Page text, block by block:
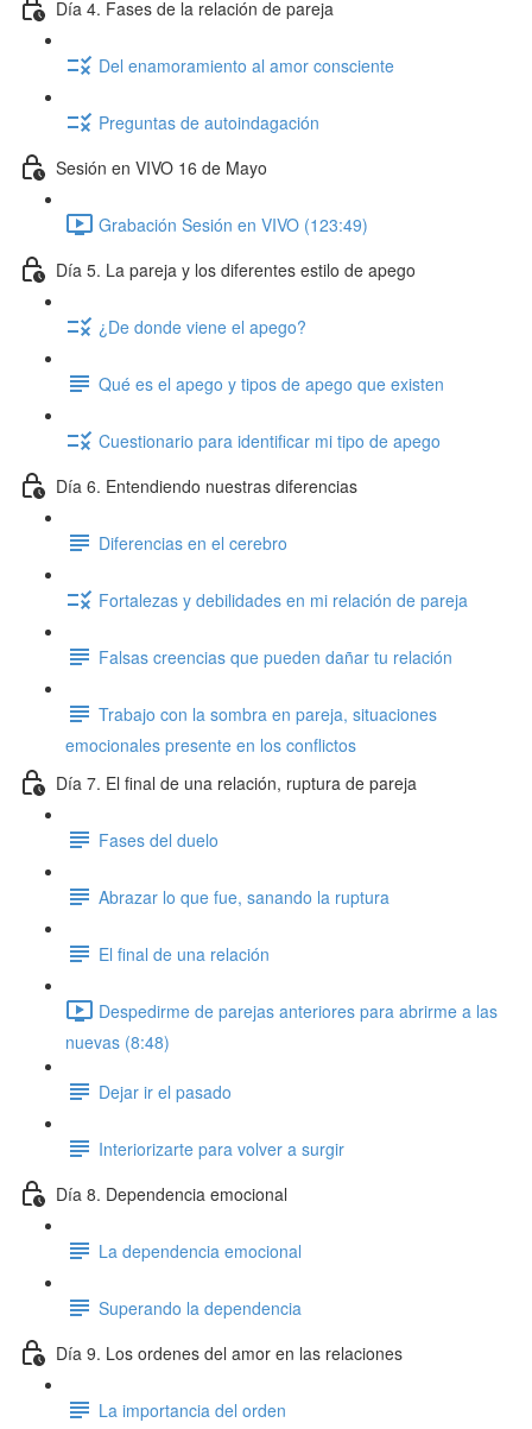
Día 4. Fases de la relación de pareja
Del enamoramiento al amor consciente
Preguntas de autoindagación
Sesión en VIVO 16 de Mayo
Grabación Sesión en VIVO (123:49)
Día 5. La pareja y los diferentes estilo de apego
¿De donde viene el apego?
Qué es el apego y tipos de apego que existen
Cuestionario para identificar mi tipo de apego
Día 6. Entendiendo nuestras diferencias
Diferencias en el cerebro
Fortalezas y debilidades en mi relación de pareja
Falsas creencias que pueden dañar tu relación
Trabajo con la sombra en pareja, situaciones
emocionales presente en los conflictos
Día 7. El final de una relación, ruptura de pareja
Fases del duelo
Abrazar lo que fue, sanando la ruptura
El final de una relación
Despedirme de parejas anteriores para abrirme a las
nuevas (8:48)
Dejar ir el pasado
Interiorizarte para volver a surgir
Día 8. Dependencia emocional
La dependencia emocional
Superando la dependencia
Día 9. Los ordenes del amor en las relaciones
La importancia del orden